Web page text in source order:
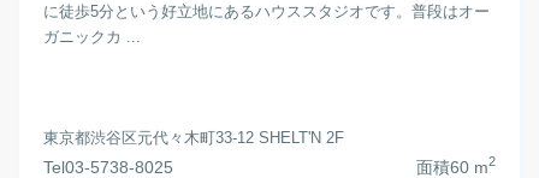
に徒歩5分という好立地にあるハウススタジオです。普段はオー
ガニックカ ...
東京都渋谷区元代々木町33-12 SHELT'N 2F
Tel03-5738-8025 面積60 m2